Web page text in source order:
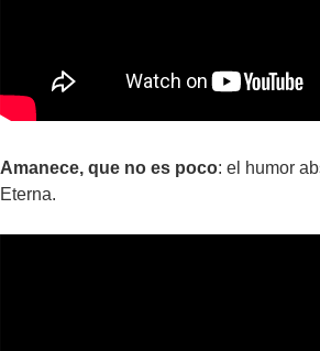
Amanece, que no es poco: el humor
Eterna.